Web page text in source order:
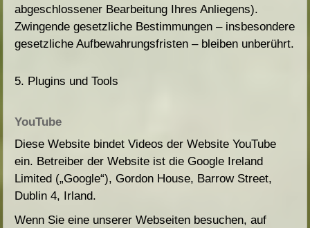
abgeschlossener Bearbeitung Ihres Anliegens).
Zwingende gesetzliche Bestimmungen – insbesondere
gesetzliche Aufbewahrungsfristen – bleiben unberührt.
5. Plugins und Tools
YouTube
Diese Website bindet Videos der Website YouTube
ein. Betreiber der Website ist die Google Ireland
Limited („Google“), Gordon House, Barrow Street,
Dublin 4, Irland.
Wenn Sie eine unserer Webseiten besuchen, auf